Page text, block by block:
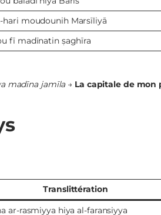
hari moudounih Marsīliyā
fī madīnatin ṣaghīra
madīna jamīla→ La capitale de mon
Translittération
ar-rasmiyya hiya al-faransiyya